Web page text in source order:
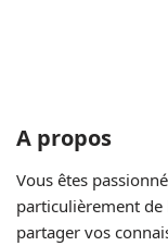
A propos
Vous êtes
particulièrement de
partager vos